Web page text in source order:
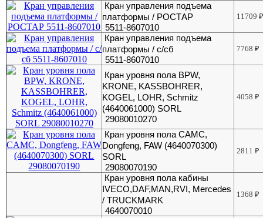
Кран управления подъема
платформы / РОСТАР
5511-8607010
11709
Кран управления подъема
платформы / с/сб
5511-8607010
7768₽
Кран уровня пола BPW,
KRONE, KASSBOHRER,
KOGEL, LOHR, Schmitz
(4640061000) SORL
29080010270
4058₽
Кран уровня пола CAMC,
Dongfeng, FAW (4640070300)
SORL
29080070190
2811₽
Кран уровня пола кабины
IVECO,DAF,MAN,RVI, Mercedes
/ TRUCKMARK
4640070010
1368₽